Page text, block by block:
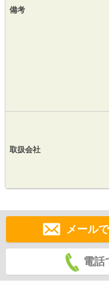
備考
取扱会社
メール
電話